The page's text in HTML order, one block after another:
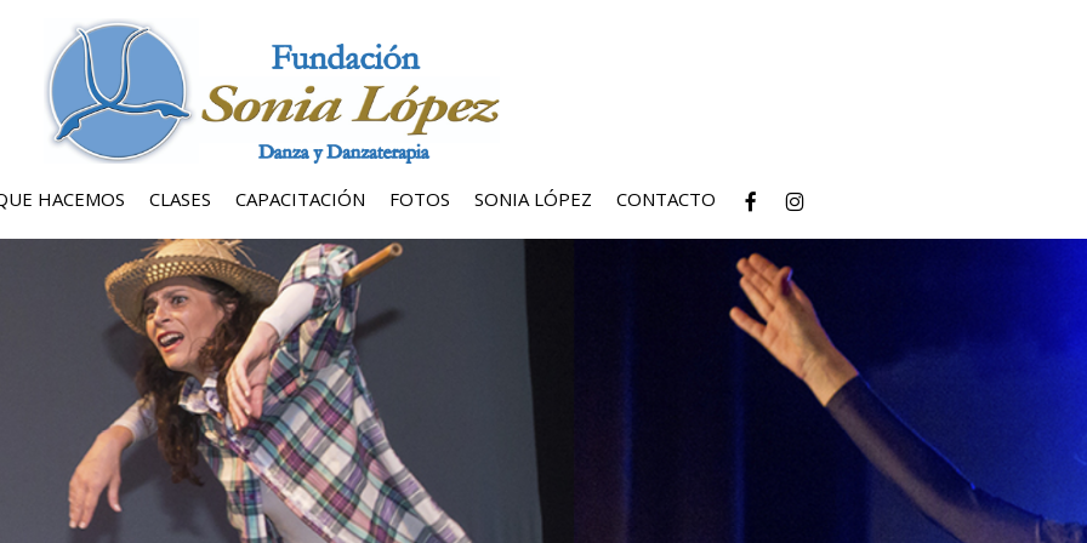
HACEMOS CLASES CAPACITACIÓN FOTOS SONIA LÓPEZ CONTACTO facebookinstagram